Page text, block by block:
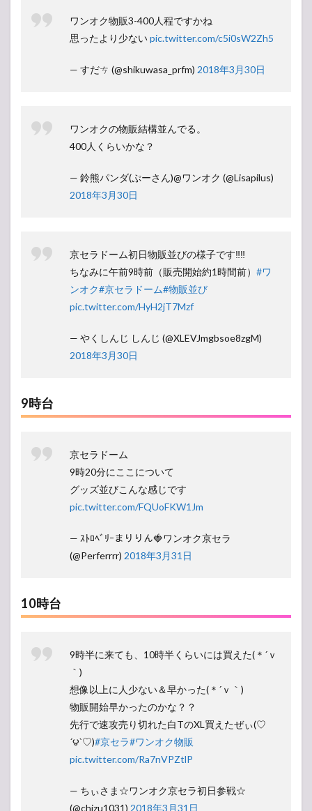
ワンオク物販3-400人程ですかね
思ったより少ないpic.twitter.com/c5i0sW2Zh5
— すだㄘ (@shikuwasa_prfm) 2018年3月30日
ワンオクの物販結構並んでる。
400人くらいかな？
— 鈴熊パンダ(ぷーさん)@ワンオク (@Lisapilus)
2018年3月30日
京セラドーム初日物販並びの様子です‼︎‼︎
ちなみに午前9時前（販売開始約1時間前） #ワ
ンオク#京セラドーム#物販並び
pic.twitter.com/HyH2jT7Mzf
— やくしんじ しんじ (@XLEVJmgbsoe8zgM)
2018年3月30日
9時台
京セラドーム
9時20分にここについて
グッズ並びこんな感じです
pic.twitter.com/FQUoFKW1Jm
— ｽﾄﾛﾍﾞﾘｰまりりん🍓ワンオク京セラ
(@Perferrrr) 2018年3月31日
10時台
9時半に来ても、10時半くらいには買えた(＊´ｖ
｀)
想像以上に人少ない＆早かった(＊´ｖ｀)
物販開始早かったのかな？？
先行で速攻売り切れた白TのXL買えたぜぃ(♡
´౪`♡)#京セラ#ワンオク物販
pic.twitter.com/Ra7nVPZtlP
— ちぃさま☆ワンオク京セラ初日参戦☆
(@chizu1031) 2018年3月31日